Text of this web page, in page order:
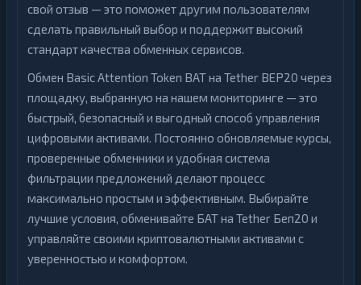
свой отзыв — это поможет другим пользователям
сделать правильный выбор и поддержит высокий
стандарт качества обменных сервисов.
Обмен Basic Attention Token BAT на Tether BEP20 через
площадку, выбранную на нашем мониторинге — это
быстрый, безопасный и выгодный способ управления
цифровыми активами. Постоянно обновляемые курсы,
проверенные обменники и удобная система
фильтрации предложений делают процесс
максимально простым и эффективным. Выбирайте
лучшие условия, обменивайте БАТ на Tether Беп20 и
управляйте своими криптовалютными активами с
уверенностью и комфортом.